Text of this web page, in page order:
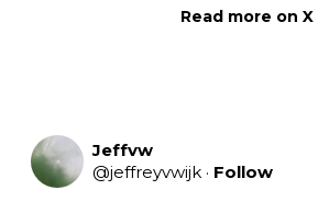
Read more on X
Jeffvw
@jeffreyvwijk · Follow